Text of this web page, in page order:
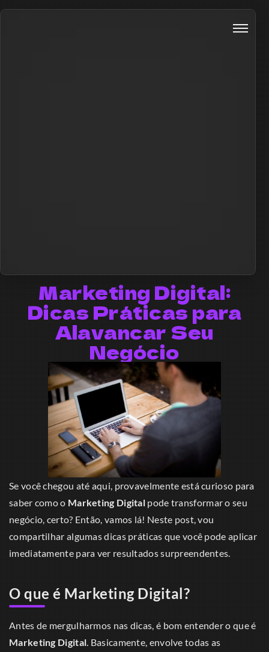
Marketing Digital:
Dicas Práticas para
Alavancar Seu
Negócio
Se você chegou até aqui, provavelmente está curioso para
saber como o Marketing Digital pode transformar o seu
negócio, certo? Então, vamos lá! Neste post, vou
compartilhar algumas dicas práticas que você pode aplicar
imediatamente para ver resultados surpreendentes.
O que é Marketing Digital?
Antes de mergulharmos nas dicas, é bom entender o que é
Marketing Digital . Basicamente, envolve todas as